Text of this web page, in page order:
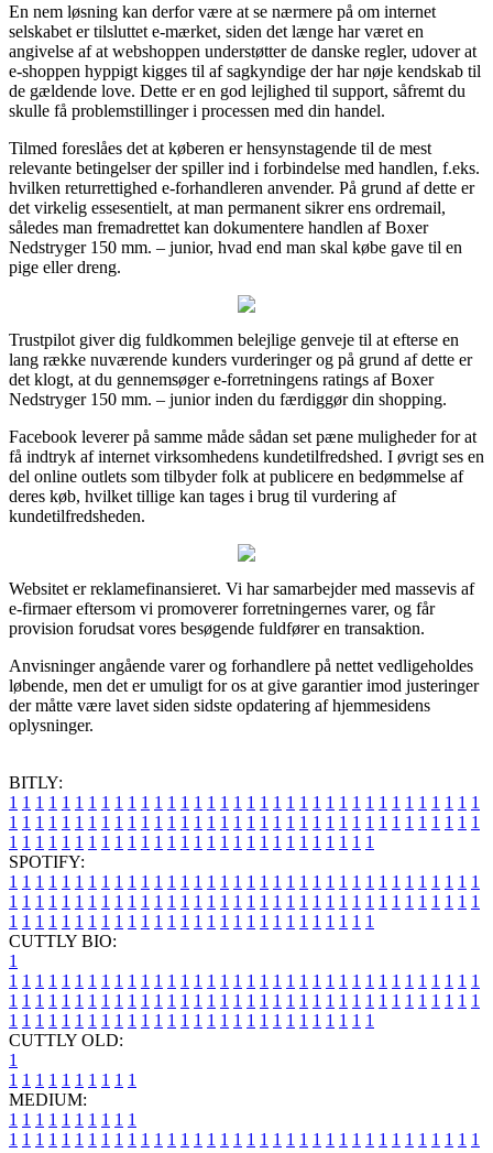
En nem løsning kan derfor være at se nærmere på om internet
selskabet er tilsluttet e-mærket, siden det længe har været en
angivelse af at webshoppen understøtter de danske regler, udover at
e-shoppen hyppigt kigges til af sagkyndige der har nøje kendskab til
de gældende love. Dette er en god lejlighed til support, såfremt du
skulle få problemstillinger i processen med din handel.
Tilmed foreslåes det at køberen er hensynstagende til de mest
relevante betingelser der spiller ind i forbindelse med handlen, f.eks.
hvilken returrettighed e-forhandleren anvender. På grund af dette er
det virkelig essesentielt, at man permanent sikrer ens ordremail,
således man fremadrettet kan dokumentere handlen af Boxer
Nedstryger 150 mm. – junior, hvad end man skal købe gave til en
pige eller dreng.
Trustpilot giver dig fuldkommen belejlige genveje til at efterse en
lang række nuværende kunders vurderinger og på grund af dette er
det klogt, at du gennemsøger e-forretningens ratings af Boxer
Nedstryger 150 mm. – junior inden du færdiggør din shopping.
Facebook leverer på samme måde sådan set pæne muligheder for at
få indtryk af internet virksomhedens kundetilfredshed. I øvrigt ses en
del online outlets som tilbyder folk at publicere en bedømmelse af
deres køb, hvilket tillige kan tages i brug til vurdering af
kundetilfredsheden.
Websitet er reklamefinansieret. Vi har samarbejder med massevis af
e-firmaer eftersom vi promoverer forretningernes varer, og får
provision forudsat vores besøgende fuldfører en transaktion.
Anvisninger angående varer og forhandlere på nettet vedligeholdes
løbende, men det er umuligt for os at give garantier imod justeringer
der måtte være lavet siden sidste opdatering af hjemmesidens
oplysninger.
BITLY:
1 1 1 1 1 1 1 1 1 1 1 1 1 1 1 1 1 1 1 1 1 1 1 1 1 1 1 1 1 1 1 1 1 1 1 1
1 1 1 1 1 1 1 1 1 1 1 1 1 1 1 1 1 1 1 1 1 1 1 1 1 1 1 1 1 1 1 1 1 1 1 1
1 1 1 1 1 1 1 1 1 1 1 1 1 1 1 1 1 1 1 1 1 1 1 1 1 1 1 1
SPOTIFY:
1 1 1 1 1 1 1 1 1 1 1 1 1 1 1 1 1 1 1 1 1 1 1 1 1 1 1 1 1 1 1 1 1 1 1 1
1 1 1 1 1 1 1 1 1 1 1 1 1 1 1 1 1 1 1 1 1 1 1 1 1 1 1 1 1 1 1 1 1 1 1 1
1 1 1 1 1 1 1 1 1 1 1 1 1 1 1 1 1 1 1 1 1 1 1 1 1 1 1 1
CUTTLY BIO:
1
1 1 1 1 1 1 1 1 1 1 1 1 1 1 1 1 1 1 1 1 1 1 1 1 1 1 1 1 1 1 1 1 1 1 1 1
1 1 1 1 1 1 1 1 1 1 1 1 1 1 1 1 1 1 1 1 1 1 1 1 1 1 1 1 1 1 1 1 1 1 1 1
1 1 1 1 1 1 1 1 1 1 1 1 1 1 1 1 1 1 1 1 1 1 1 1 1 1 1 1
CUTTLY OLD:
1
1 1 1 1 1 1 1 1 1 1
MEDIUM:
1 1 1 1 1 1 1 1 1 1
1 1 1 1 1 1 1 1 1 1 1 1 1 1 1 1 1 1 1 1 1 1 1 1 1 1 1 1 1 1 1 1 1 1 1 1